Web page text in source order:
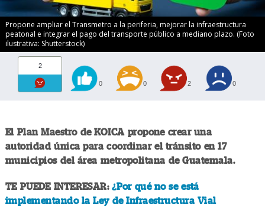
Propone ampliar el Transmetro a la periferia, mejorar la infraestructura
peatonal e integrar el pago del transporte público a mediano plazo. (Foto
ilustrativa: Shutterstock)
2
0 0 2 0
El Plan Maestro de KOICA propone crear una
autoridad única para coordinar el tránsito en 17
municipios del área metropolitana de Guatemala.
TE PUEDE INTERESAR:¿Por qué no se está
implementando la Ley de Infraestructura Vial